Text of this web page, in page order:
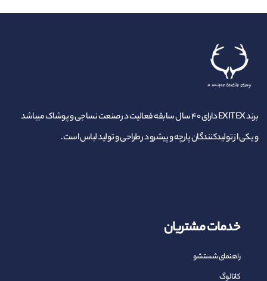
برند EXITEX دارای ۴۰ سال سابقه فعالیت در صنعت نساجی و پوشاک میباشد
و یکی از تولیدکنندگان پارچه و پیشرو در طراحی و تولید لباس است.
خدمات مشتریان
راهنمای شستشو
کاتالوگ